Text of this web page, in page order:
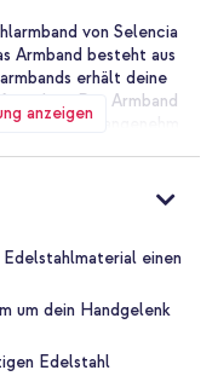
anzeigen
von Selencia
Armband besteht aus
erhält deine
Das Armband
fühlt sich angenehm
Armband. Das
Das Edelstahlmaterial
fühlt sich angenehm
ist das Armband
einen
um dein Handgelenk
Edelstahl